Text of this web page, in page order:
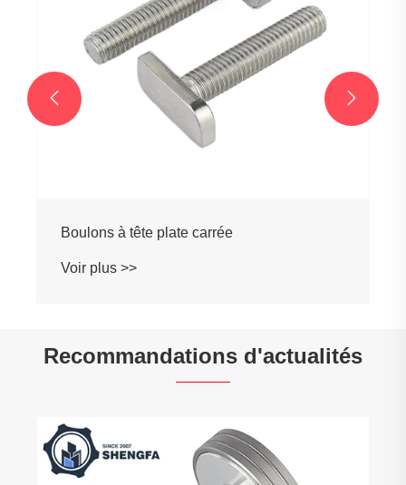
 
Recommandations d'actualités
Pourquoi les clients internationaux